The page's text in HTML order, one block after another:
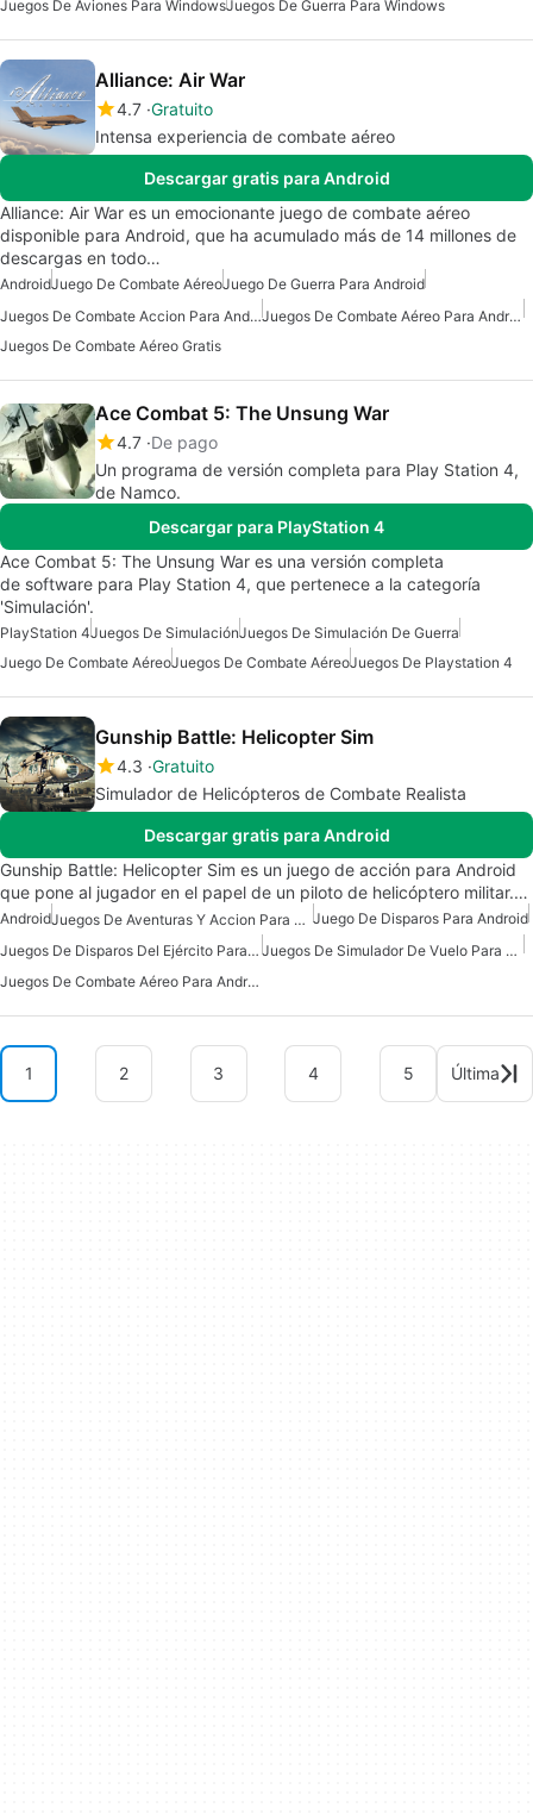
Juegos De Aviones Para WindowsJuegos De Guerra Para Windows
Alliance: Air War
4.7 Gratuito
Intensa experiencia de combate aéreo
Descargar gratis para Android
Alliance: Air War es un emocionante juego de combate aéreo
disponible para Android, que ha acumulado más de 14 millones de
descargas en todo…
AndroidJuego De Combate AéreoJuego De Guerra Para Android
Juegos De Combate Accion Para Android
Juegos De Combate Aéreo Para Android
Juegos De Combate Aéreo Gratis
Ace Combat 5: The Unsung War
4.7 De pago
Un programa de versión completa para Play Station 4,
de Namco.
Descargar para PlayStation 4
Ace Combat 5: The Unsung War es una versión completa
de software para Play Station 4, que pertenece a la categoría
'Simulación'.
PlayStation 4Juegos De SimulaciónJuegos De Simulación De Guerra
Juego De Combate AéreoJuegos De Combate AéreoJuegos De Playstation 4
Gunship Battle: Helicopter Sim
4.3 Gratuito
Simulador de Helicópteros de Combate Realista
Descargar gratis para Android
Gunship Battle: Helicopter Sim es un juego de acción para Android
que pone al jugador en el papel de un piloto de helicóptero militar.…
Android Juegos De Aventuras Y Accion Para Android Juego De Disparos Para Android
Juegos De Disparos Del Ejército Para Android
Juegos De Simulador De Vuelo Para Android
Juegos De Combate Aéreo Para Android
1 2 3 4 5 Última